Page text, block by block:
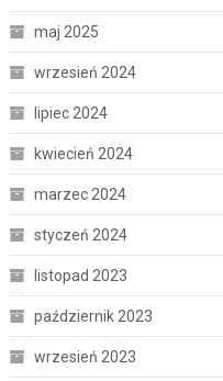
maj 2025
wrzesień 2024
lipiec 2024
kwiecień 2024
marzec 2024
styczeń 2024
listopad 2023
październik 2023
wrzesień 2023